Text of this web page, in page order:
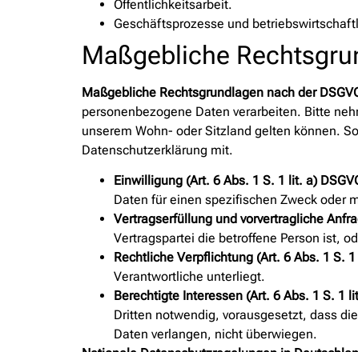
Öffentlichkeitsarbeit.
Geschäftsprozesse und
Maßgebliche
Maßgebliche Rechtsgrundlagen nach der
personenbezogene Daten verarbeiten. Bitte
unserem Wohn- oder Sitzland gelten können.
Datenschutzerklärung mit.
Einwilligung (Art. 6 Abs. 1 S. 1 lit. a)
Daten für einen spezifischen Zweck oder
Vertragserfüllung und vorvertragliche
Vertragspartei die betroffene Person ist,
Rechtliche Verpflichtung (Art. 6 Abs. 1 S. 1
Verantwortliche unterliegt.
Berechtigte Interessen (Art. 6 Abs. 1 S. 1
Dritten notwendig, vorausgesetzt, dass
Daten verlangen, nicht überwiegen.